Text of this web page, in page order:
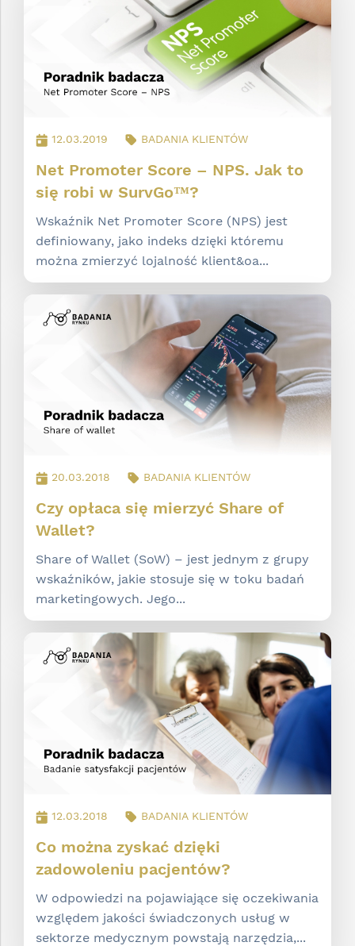
12.03.2019 BADANIA KLIENTÓW
Net Promoter Score – NPS. Jak to
się robi w SurvGo™?
Wskaźnik Net Promoter Score (NPS) jest
definiowany, jako indeks dzięki któremu
można zmierzyć lojalność klient&oa...
20.03.2018 BADANIA KLIENTÓW
Czy opłaca się mierzyć Share of
Wallet?
Share of Wallet (SoW) – jest jednym z grupy
wskaźników, jakie stosuje się w toku badań
marketingowych. Jego...
12.03.2018 BADANIA KLIENTÓW
Co można zyskać dzięki
zadowoleniu pacjentów?
W odpowiedzi na pojawiające się oczekiwania
względem jakości świadczonych usług w
sektorze medycznym powstają narzędzia,...